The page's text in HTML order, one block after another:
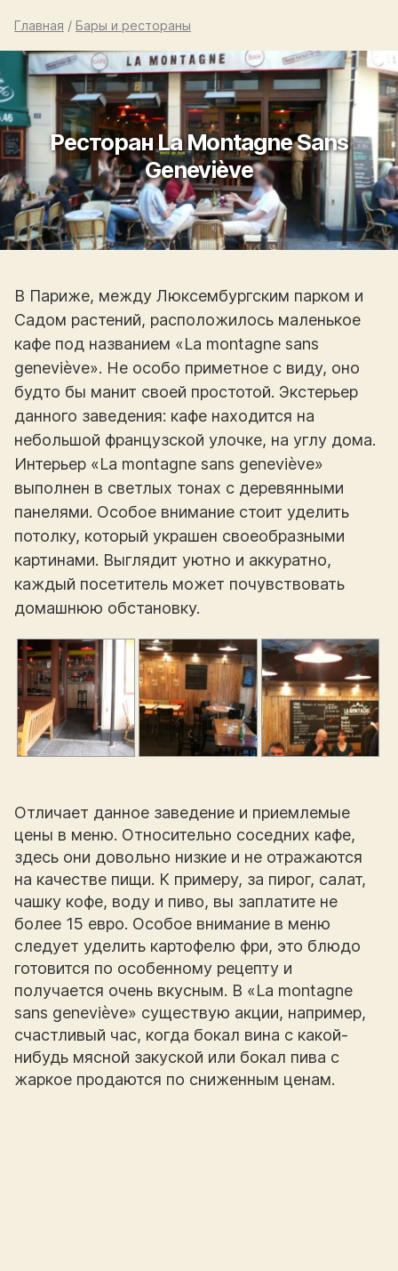
Главная / Бары и рестораны
Ресторан La Montagne Sans
Geneviève
В Париже, между Люксембургским парком и
Садом растений, расположилось маленькое
кафе под названием «La montagne sans
geneviève». Не особо приметное с виду, оно
будто бы манит своей простотой. Экстерьер
данного заведения: кафе находится на
небольшой французской улочке, на углу дома.
Интерьер «La montagne sans geneviève»
выполнен в светлых тонах с деревянными
панелями. Особое внимание стоит уделить
потолку, который украшен своеобразными
картинами. Выглядит уютно и аккуратно,
каждый посетитель может почувствовать
домашнюю обстановку.
Отличает данное заведение и приемлемые
цены в меню. Относительно соседних кафе,
здесь они довольно низкие и не отражаются
на качестве пищи. К примеру, за пирог, салат,
чашку кофе, воду и пиво, вы заплатите не
более 15 евро. Особое внимание в меню
следует уделить картофелю фри, это блюдо
готовится по особенному рецепту и
получается очень вкусным. В «La montagne
sans geneviève» существую акции, например,
счастливый час, когда бокал вина с какой-
нибудь мясной закуской или бокал пива с
жаркое продаются по сниженным ценам.